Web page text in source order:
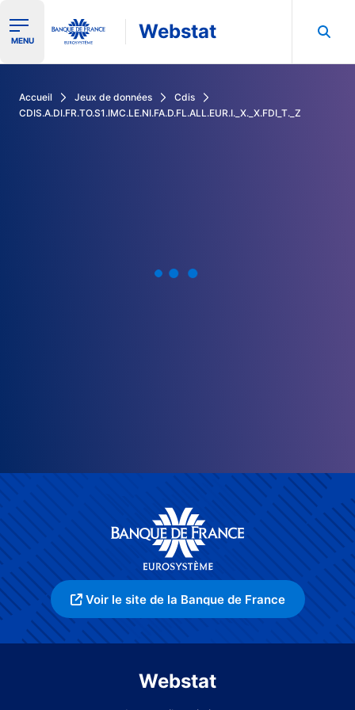
Ouvrir le menu de navigation
MENU Webstat
Accueil Jeux de données
Cdis
CDIS.A.DI.FR.TO.S1.IMC.LE.NI.FA.D.FL.ALL.EUR.I._X._X.FDI_T._Z
Voir le site de la Banque de France
Webstat